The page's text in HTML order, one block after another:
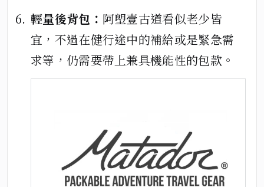
輕量後背包： 阿塱壹古道看似老少皆
宜，不過在健行途中的補給或是緊急需
求等，仍需要帶上兼具機能性的包款。